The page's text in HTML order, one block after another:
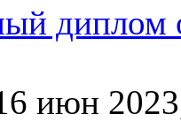
диплом
июн